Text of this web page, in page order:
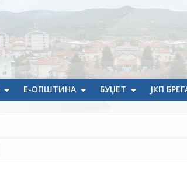
Е-ОПШТИНА БУЏЕТ ЈКП